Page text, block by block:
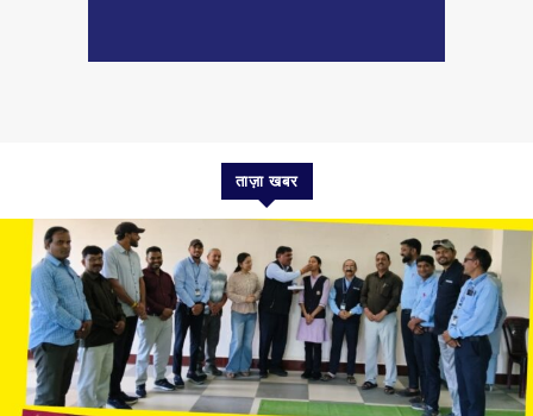
ताज़ा खबर